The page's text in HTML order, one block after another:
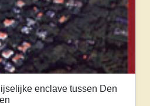
enclave tussen Den